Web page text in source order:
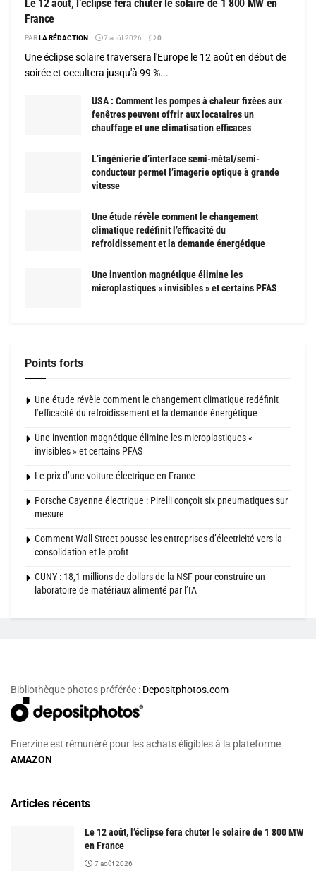
Le 12 août, l’éclipse fera chuter le solaire de 1 800 MW en
France
PARLA RÉDACTION 7 août 2026 0
Une éclipse solaire traversera l'Europe le 12 août en début de
soirée et occultera jusqu'à 99 %...
USA : Comment les pompes à chaleur fixées aux
fenêtres peuvent offrir aux locataires un
chauffage et une climatisation efficaces
L’ingénierie d’interface semi-métal/semi-
conducteur permet l’imagerie optique à grande
vitesse
Une étude révèle comment le changement
climatique redéfinit l’efficacité du
refroidissement et la demande énergétique
Une invention magnétique élimine les
microplastiques « invisibles » et certains PFAS
Points forts
Une étude révèle comment le changement climatique redéfinit
l’efficacité du refroidissement et la demande énergétique
Une invention magnétique élimine les microplastiques «
invisibles » et certains PFAS
Le prix d’une voiture électrique en France
Porsche Cayenne électrique : Pirelli conçoit six pneumatiques sur
mesure
Comment Wall Street pousse les entreprises d’électricité vers la
consolidation et le profit
CUNY : 18,1 millions de dollars de la NSF pour construire un
laboratoire de matériaux alimenté par l’IA
Bibliothèque photos préférée : Depositphotos.com
Enerzine est rémunéré pour les achats éligibles à la plateforme
AMAZON
Articles récents
Le 12 août, l’éclipse fera chuter le solaire de 1 800 MW
en France
7 août 2026